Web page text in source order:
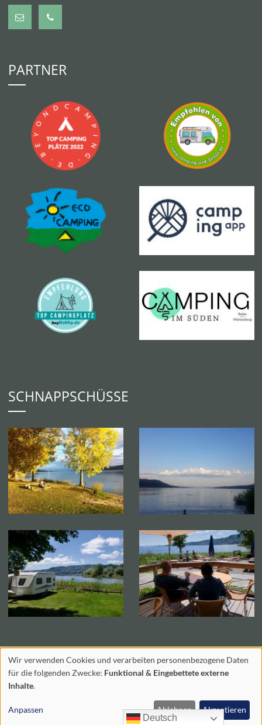
PARTNER
SCHNAPPSCHÜSSE
© Copyright 2023 by - Made With
Deutsch
Verwendung
von
personenbezogenen
Wir verwenden Cookies und verarbeiten personenbezogene Daten
für die folgenden Zwecke: Funktional & Eingebettete externe
Inhalte.
Anpassen Ablehnen Akzeptieren